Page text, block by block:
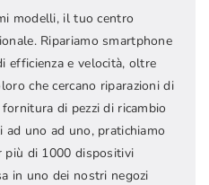
modelli, il tuo centro
Ripariamo smartphone
efficienza e velocità, oltre
che cercano riparazioni di
di pezzi di ricambio
uno ad uno, pratichiamo
più di 1000 dispositivi
in uno dei nostri negozi